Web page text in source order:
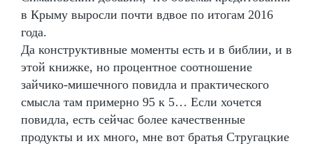
в Крыму выросли почти вдвое по итогам 2016
года.
Да конструктивные моменты есть и в библии, и в
этой книжке, но процентное соотношение
зайчико-мишечного повидла и практического
смысла там примерно 95 к 5… Если хочется
повидла, есть сейчас более качественные
продукты и их много, мне вот братья Стругацкие